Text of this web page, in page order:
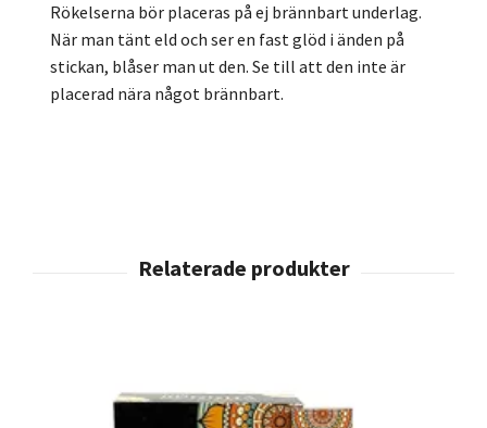
Rökelserna bör placeras på ej brännbart underlag.
När man tänt eld och ser en fast glöd i änden på
stickan, blåser man ut den. Se till att den inte är
placerad nära något brännbart.